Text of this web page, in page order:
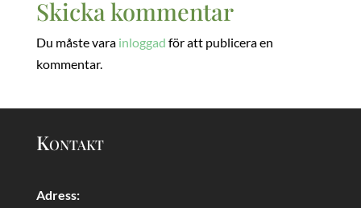
Skicka kommentar
Du måste vara inloggad för att publicera en
kommentar.
Kontakt
Adress: